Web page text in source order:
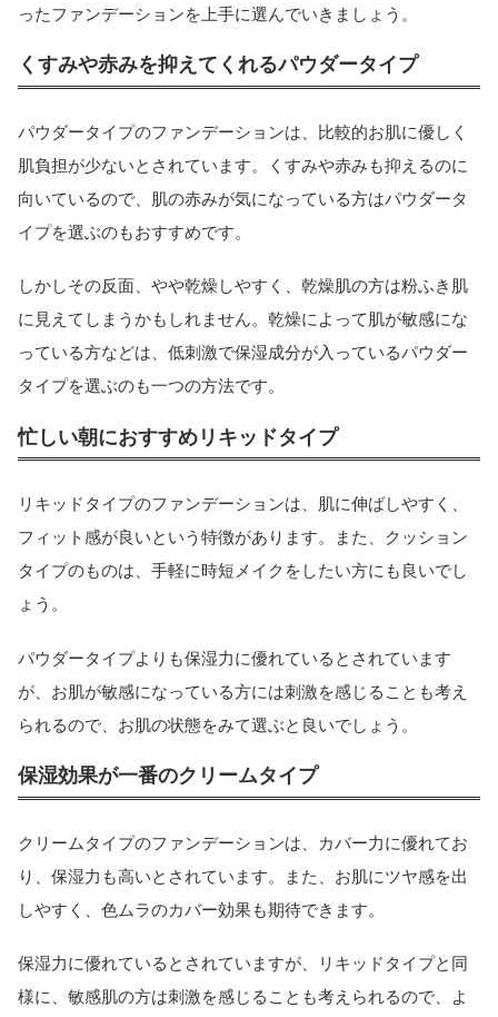
ったファンデーションを上手に選んでいきましょう。
くすみや赤みを抑えてくれるパウダータイプ
パウダータイプのファンデーションは、比較的お肌に優しく
肌負担が少ないとされています。くすみや赤みも抑えるのに
向いているので、肌の赤みが気になっている方はパウダータ
イプを選ぶのもおすすめです。
しかしその反面、やや乾燥しやすく、乾燥肌の方は粉ふき肌
に見えてしまうかもしれません。乾燥によって肌が敏感にな
っている方などは、低刺激で保湿成分が入っているパウダー
タイプを選ぶのも一つの方法です。
忙しい朝におすすめリキッドタイプ
リキッドタイプのファンデーションは、肌に伸ばしやすく、
フィット感が良いという特徴があります。また、クッション
タイプのものは、手軽に時短メイクをしたい方にも良いでし
ょう。
パウダータイプよりも保湿力に優れているとされています
が、お肌が敏感になっている方には刺激を感じることも考え
られるので、お肌の状態をみて選ぶと良いでしょう。
保湿効果が一番のクリームタイプ
クリームタイプのファンデーションは、カバー力に優れてお
り、保湿力も高いとされています。また、お肌にツヤ感を出
しやすく、色ムラのカバー効果も期待できます。
保湿力に優れているとされていますが、リキッドタイプと同
様に、敏感肌の方は刺激を感じることも考えられるので、よ